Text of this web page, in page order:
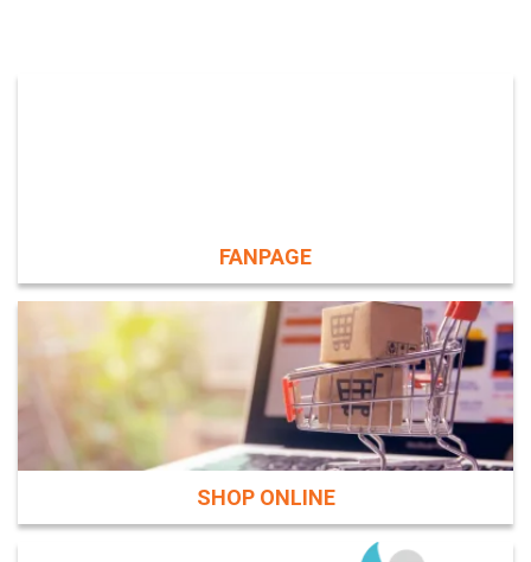
FANPAGE
SHOP ONLINE